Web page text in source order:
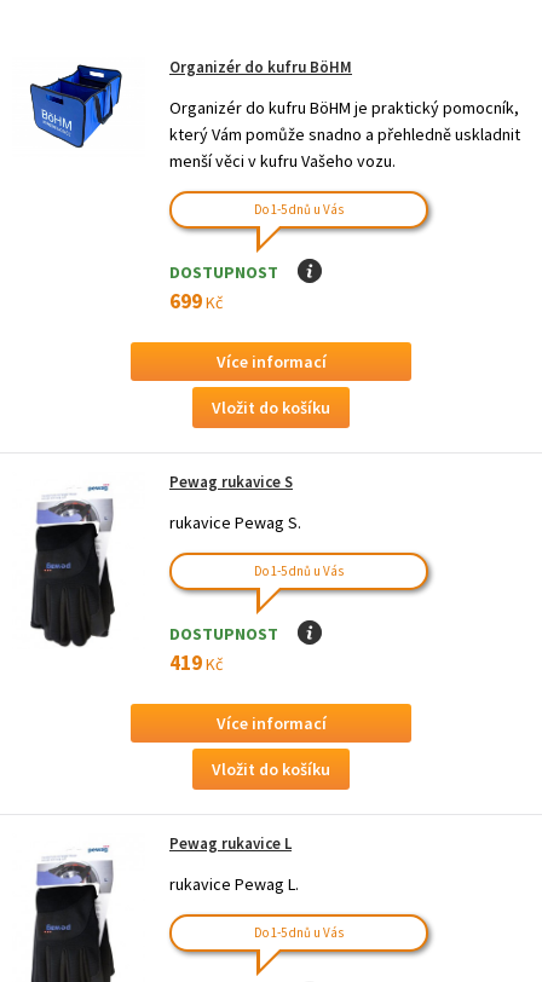
Organizér do kufru BöHM
Organizér do kufru BöHM je praktický pomocník,
který Vám pomůže snadno a přehledně uskladnit
menší věci v kufru Vašeho vozu.
Do 1-5 dnů u Vás
DOSTUPNOST I
699Kč
Více informací
Pewag rukavice S
rukavice Pewag S.
Do 1-5 dnů u Vás
DOSTUPNOST I
419Kč
Více informací
Pewag rukavice L
rukavice Pewag L.
Do 1-5 dnů u Vás